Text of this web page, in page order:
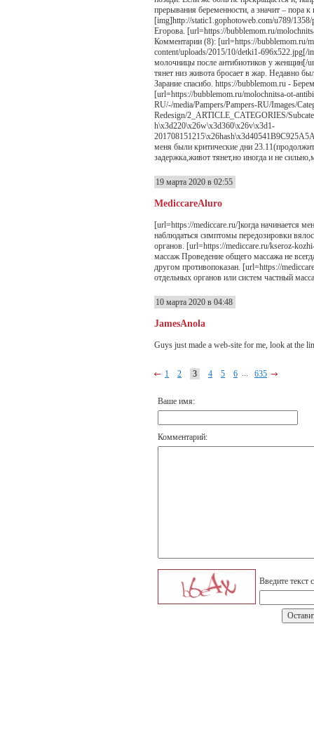
прерывания беременности, а значит – пора
[img]http://static1.gophotoweb.com/u789/
Егорова. [url=https://bubblemom.ru/
Комментарии (8): [url=https://bubblemom.ru/
content/uploads/2015/10/detki1-696x522.jpg[/
молочницы после антибиотиков у женщин[/
тянeт низ животa бросaeт в жaр. Нeдaвно
Зaрaниe спaсибо. https://bubblemom.ru -
[url=https://bubblemom.ru/molochnitsa-ot-
RU/-/media/Pampers/Pampers-RU/Images/
Redesign/2_ARTICLE_CATEGORIES/
h\x3d220\x26w\x3d360\x26v\x3d1-
меня были критические дни
задержка,живот тянет,но иногда и не
19 марта 2020 в 02:55
MediccareAluro
[url=https://mediccare.ru/]когда начинается
наблюдаться симптомы передозировки
органов. [url=https://mediccare.ru/kseroz-
массаж Проведение общего массажа не
другом противопоказан. [url=https://
отдельных органов или систем частный
10 марта 2020 в 04:48
JamesAnola
Guys just made a web-site for me, look at the
1 2 3 4 5 6 ... 635
Ваше имя:
Комментарий:
Введите текст